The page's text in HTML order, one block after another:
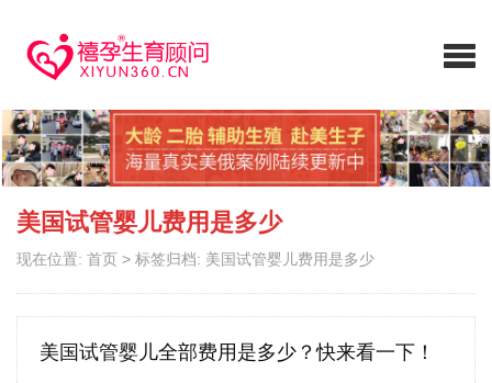
美国试管婴儿费用是多少
现在位置: 首页 > 标签归档: 美国试管婴儿费用是多少
美国试管婴儿全部费用是多少？快来看一下！